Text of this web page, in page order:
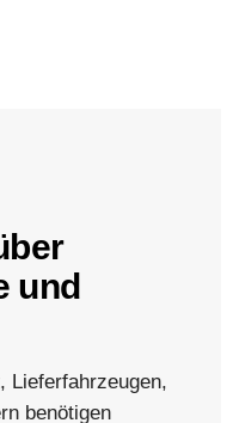
und
Lieferfahrzeugen,
benötigen